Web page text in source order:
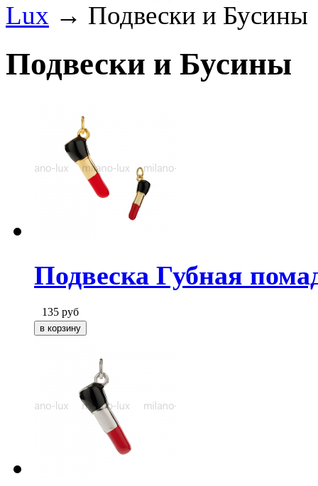
Lux → Подвески и Бусины
Подвески и Бусины
Подвеска Губная
135 руб